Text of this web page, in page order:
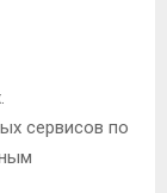
сервисов по